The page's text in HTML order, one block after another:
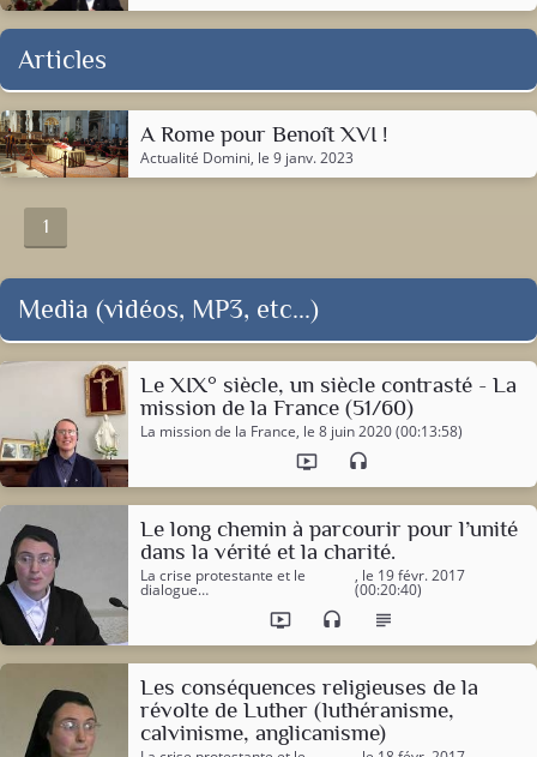
Articles
A Rome pour Benoît XVI !
Actualité Domini, le 9 janv. 2023
1
Media (vidéos, MP3, etc...)
Le XIX° siècle, un siècle contrasté - La
mission de la France (51/60)
La mission de la France, le 8 juin 2020 (00:13:58)
ondemand_video headset
Le long chemin à parcourir pour l’unité
dans la vérité et la charité.
La crise protestante et le
dialogue…
, le 19 févr. 2017
(00:20:40)
ondemand_video headset subject
Les conséquences religieuses de la
révolte de Luther (luthéranisme,
calvinisme, anglicanisme)